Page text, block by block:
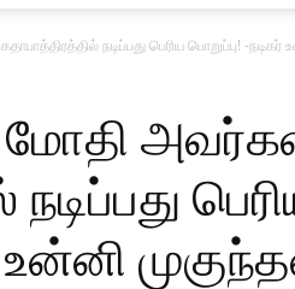
நடிப்பது பெரிய பொறுப்பு! -
மோதி
உன்னி